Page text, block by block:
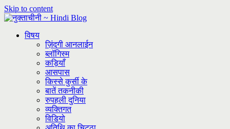
Skip to content
विषय
ज़िंदगी आनलाईन
ब्लॉगिस्म
कड़ियाँ
आसपास
किस्से कुर्सी के
बातें तकनीकी
रुपहली दुनिया
व्यक्तिगत
विडियो